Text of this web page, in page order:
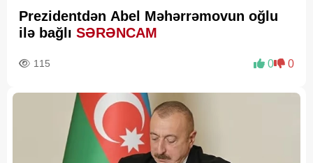
Prezidentdən Abel Məhərrəmovun oğlu
ilə bağlı SƏRƏNCAM
115 0 0